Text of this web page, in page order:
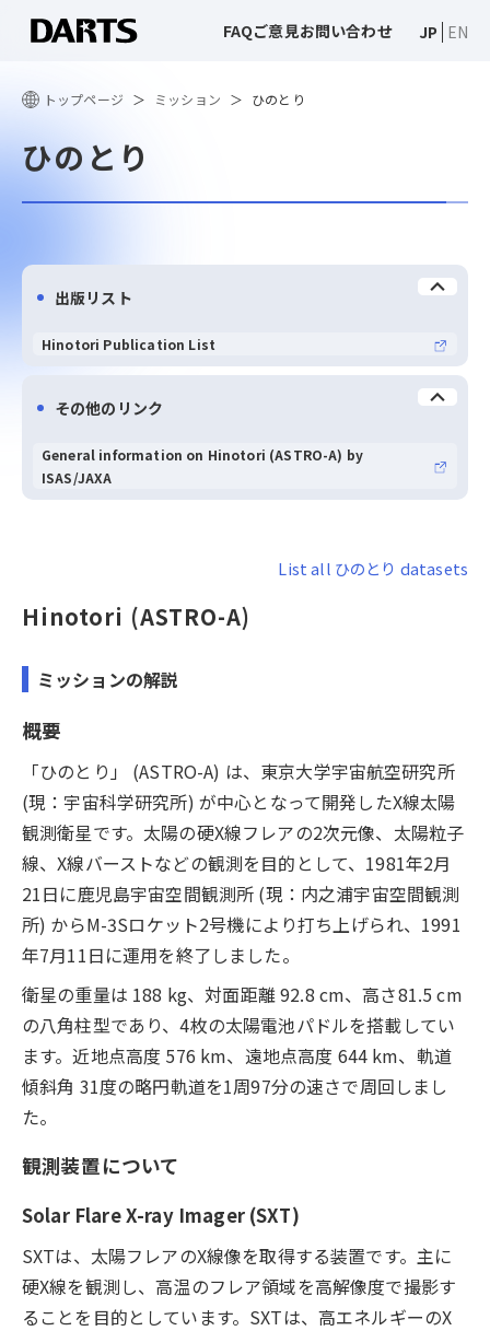
FAQご意見お問い合わせ JP EN
トップページ ミッション ひのとり
ひのとり
出版リスト
Hinotori Publication List
その他のリンク
General information on Hinotori (ASTRO-A) by
ISAS/JAXA
List all ひのとり datasets
Hinotori (ASTRO-A)
ミッションの解説
概要
「ひのとり」 (ASTRO-A) は、東京大学宇宙航空研究所
(現：宇宙科学研究所) が中心となって開発したX線太陽
観測衛星です。太陽の硬X線フレアの2次元像、太陽粒子
線、X線バーストなどの観測を目的として、1981年2月
21日に鹿児島宇宙空間観測所 (現：内之浦宇宙空間観測
所) からM-3Sロケット2号機により打ち上げられ、1991
年7月11日に運用を終了しました。
衛星の重量は 188 kg、対面距離 92.8 cm、高さ81.5 cm
の八角柱型であり、4枚の太陽電池パドルを搭載してい
ます。近地点高度 576 km、遠地点高度 644 km、軌道
傾斜角 31度の略円軌道を1周97分の速さで周回しまし
た。
観測装置について
Solar Flare X-ray Imager (SXT)
SXTは、太陽フレアのX線像を取得する装置です。主に
硬X線を観測し、高温のフレア領域を高解像度で撮影す
ることを目的としています。SXTは、高エネルギーのX